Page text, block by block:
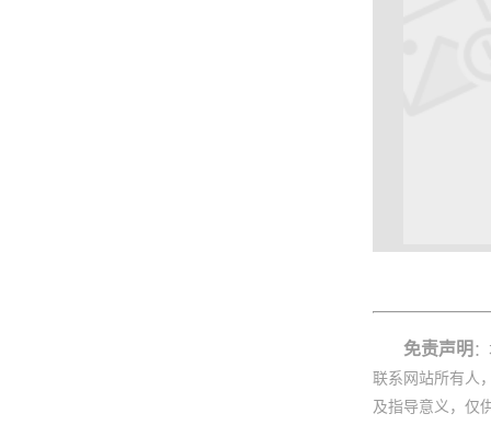
免责声明
联系网站所有人
及指导意义，仅